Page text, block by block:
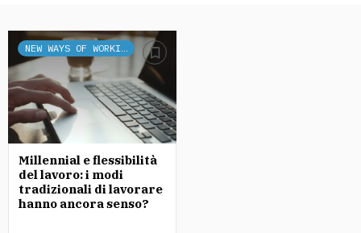
NEW WAYS OF WORKING
Millennial e flessibilità
del lavoro: i modi
tradizionali di lavorare
hanno ancora senso?